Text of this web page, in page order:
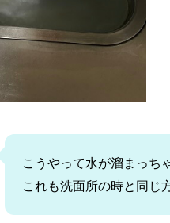
こうやって水が溜まっち
これも洗面所の時と同じ